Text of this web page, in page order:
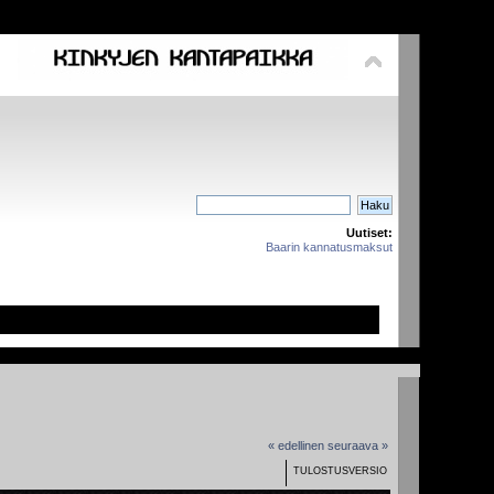
Uutiset:
Baarin kannatusmaksut
« edellinen seuraava »
TULOSTUSVERSIO